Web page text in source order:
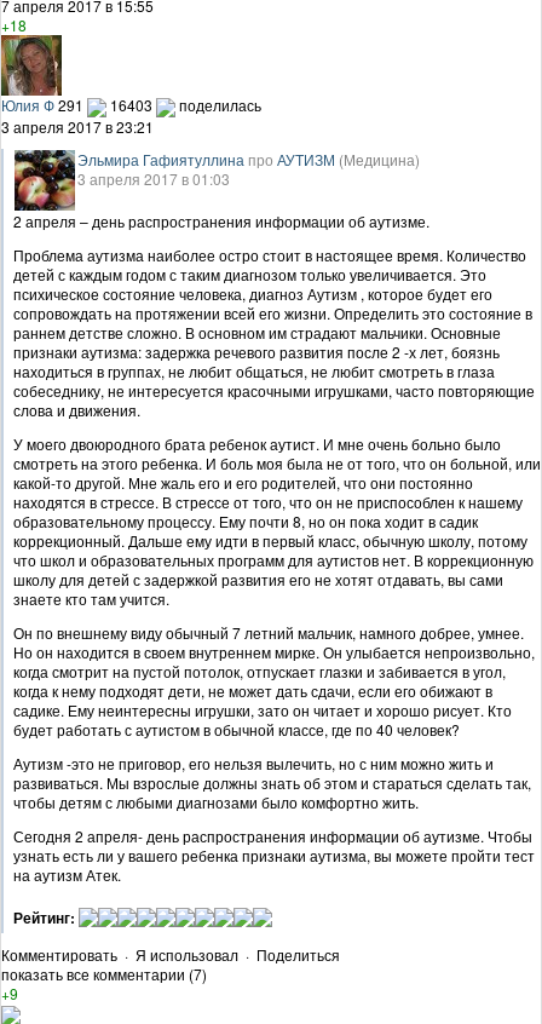
7 апреля 2017 в 15:55
+18
Юлия Ф291 16403
поделилась
3 апреля 2017 в 23:21
Эльмира Гафиятуллина про АУТИЗМ (Медицина)
3 апреля 2017 в 01:03
2 апреля – день распространения информации об аутизме.
Проблема аутизма наиболее остро стоит в настоящее время. Количество
детей с каждым годом с таким диагнозом только увеличивается. Это
психическое состояние человека, диагноз Аутизм , которое будет его
сопровождать на протяжении всей его жизни. Определить это состояние в
раннем детстве сложно. В основном им страдают мальчики. Основные
признаки аутизма: задержка речевого развития после 2 -х лет, боязнь
находиться в группах, не любит общаться, не любит смотреть в глаза
собеседнику, не интересуется красочными игрушками, часто повторяющие
слова и движения.
У моего двоюродного брата ребенок аутист. И мне очень больно было
смотреть на этого ребенка. И боль моя была не от того, что он больной, или
какой-то другой. Мне жаль его и его родителей, что они постоянно
находятся в стрессе. В стрессе от того, что он не приспособлен к нашему
образовательному процессу. Ему почти 8, но он пока ходит в садик
коррекционный. Дальше ему идти в первый класс, обычную школу, потому
что школ и образовательных программ для аутистов нет. В коррекционную
школу для детей с задержкой развития его не хотят отдавать, вы сами
знаете кто там учится.
Он по внешнему виду обычный 7 летний мальчик, намного добрее, умнее.
Но он находится в своем внутреннем мирке. Он улыбается непроизвольно,
когда смотрит на пустой потолок, отпускает глазки и забивается в угол,
когда к нему подходят дети, не может дать сдачи, если его обижают в
садике. Ему неинтересны игрушки, зато он читает и хорошо рисует. Кто
будет работать с аутистом в обычной классе, где по 40 человек?
Аутизм -это не приговор, его нельзя вылечить, но с ним можно жить и
развиваться. Мы взрослые должны знать об этом и стараться сделать так,
чтобы детям с любыми диагнозами было комфортно жить.
Сегодня 2 апреля- день распространения информации об аутизме. Чтобы
узнать есть ли у вашего ребенка признаки аутизма, вы можете пройти тест
на аутизм Атек.
Рейтинг:
Комментировать · Я использовал · Поделиться
показать все комментарии (7)
+9